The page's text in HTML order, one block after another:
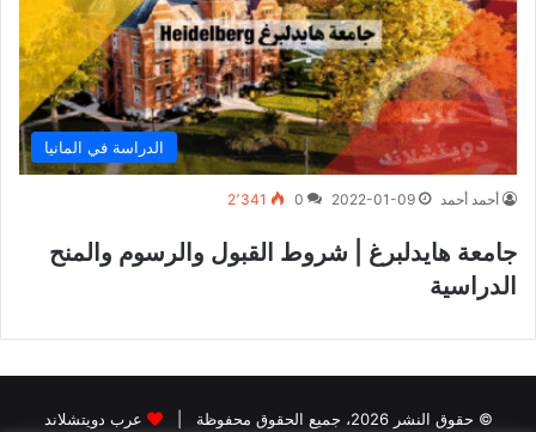
الدراسة في المانيا
أحمد أحمد 2022-01-09
0 2٬341
جامعة هايدلبرغ | شروط القبول والرسوم والمنح
الدراسية
© حقوق النشر 2026، جميع الحقوق محفوظة | عرب دويتشلاند